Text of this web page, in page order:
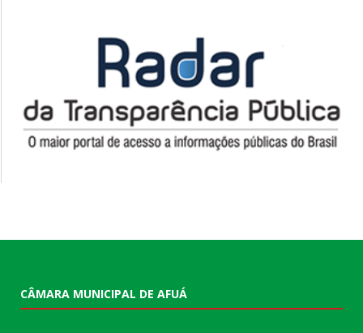
CÂMARA MUNICIPAL DE AFUÁ